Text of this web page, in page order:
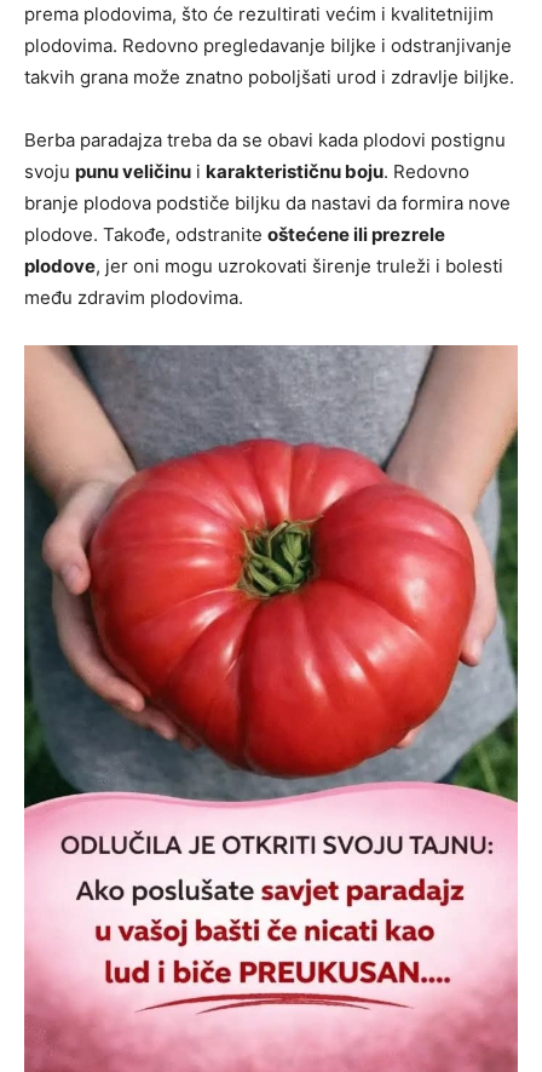
prema plodovima, što će rezultirati većim i kvalitetnijim
plodovima. Redovno pregledavanje biljke i odstranjivanje
takvih grana može znatno poboljšati urod i zdravlje biljke.
Berba paradajza treba da se obavi kada plodovi postignu
svoju punu veličinu i karakterističnu boju. Redovno
branje plodova podstiče biljku da nastavi da formira nove
plodove. Takođe, odstranite oštećene ili prezrele
plodove, jer oni mogu uzrokovati širenje truleži i bolesti
među zdravim plodovima.